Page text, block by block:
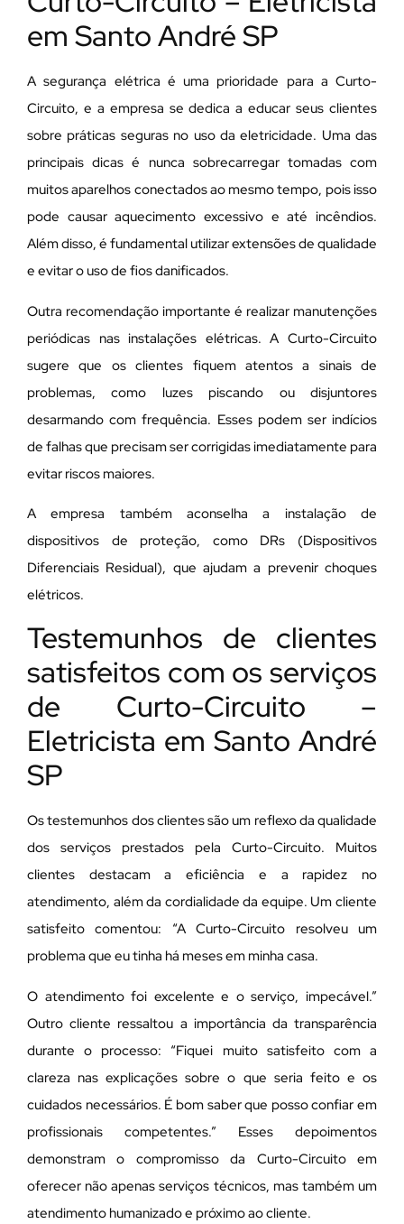
em Santo André SP
A segurança elétrica é uma prioridade para a Curto-
Circuito, e a empresa se dedica a educar seus clientes
sobre práticas seguras no uso da eletricidade. Uma das
principais dicas é nunca sobrecarregar tomadas com
muitos aparelhos conectados ao mesmo tempo, pois isso
pode causar aquecimento excessivo e até incêndios.
Além disso, é fundamental utilizar extensões de qualidade
e evitar o uso de fios danificados.
Outra recomendação importante é realizar manutenções
periódicas nas instalações elétricas. A Curto-Circuito
sugere que os clientes fiquem atentos a sinais de
problemas, como luzes piscando ou disjuntores
desarmando com frequência. Esses podem ser indícios
de falhas que precisam ser corrigidas imediatamente para
evitar riscos maiores.
A empresa também aconselha a instalação de
dispositivos de proteção, como DRs (Dispositivos
Diferenciais Residual), que ajudam a prevenir choques
elétricos.
Testemunhos de clientes
satisfeitos com os serviços
de Curto-Circuito –
Eletricista em Santo André
SP
Os testemunhos dos clientes são um reflexo da qualidade
dos serviços prestados pela Curto-Circuito. Muitos
clientes destacam a eficiência e a rapidez no
atendimento, além da cordialidade da equipe. Um cliente
satisfeito comentou: “A Curto-Circuito resolveu um
problema que eu tinha há meses em minha casa.
O atendimento foi excelente e o serviço, impecável.”
Outro cliente ressaltou a importância da transparência
durante o processo: “Fiquei muito satisfeito com a
clareza nas explicações sobre o que seria feito e os
cuidados necessários. É bom saber que posso confiar em
profissionais competentes.” Esses depoimentos
demonstram o compromisso da Curto-Circuito em
oferecer não apenas serviços técnicos, mas também um
atendimento humanizado e próximo ao cliente.